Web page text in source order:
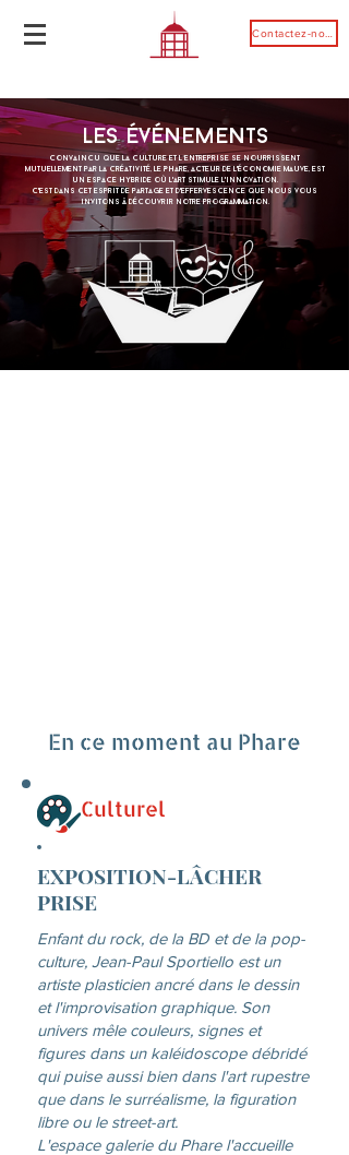
Les Événements
Convaincu que la culture et l’entreprise se nourrissent
mutuellement par la créativité, Le Phare, acteur de l'économie mauve, est
un espace hybride où l'art stimule l'innovation.
C'est dans cet esprit de partage et d'effervescence que nous vous
invitons à découvrir notre programmation.
En ce moment au Phare
Culturel
EXPOSITION-LÂCHER
PRISE
Enfant du rock, de la BD et de la pop-
culture, Jean-Paul Sportiello est un
artiste plasticien ancré dans le dessin
et l'improvisation graphique. Son
univers mêle couleurs, signes et
figures dans un kaléidoscope débridé
qui puise aussi bien dans l'art rupestre
que dans le surréalisme, la figuration
libre ou le street-art.
L'espace galerie du Phare l'accueille